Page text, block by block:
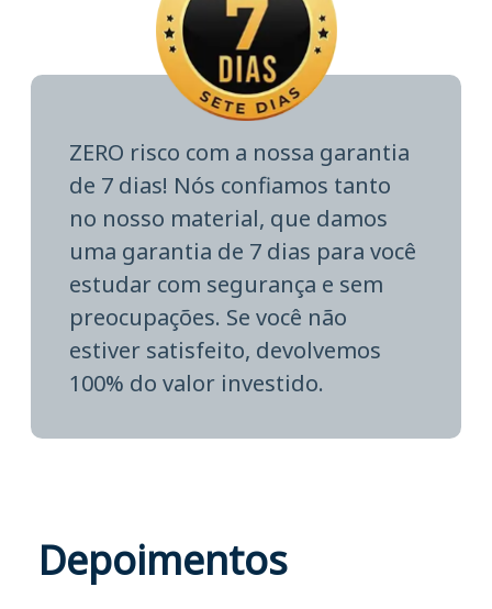
ZERO risco com a nossa garantia
de 7 dias! Nós confiamos tanto
no nosso material, que damos
uma garantia de 7 dias para você
estudar com segurança e sem
preocupações. Se você não
estiver satisfeito, devolvemos
100% do valor investido.
Depoimentos